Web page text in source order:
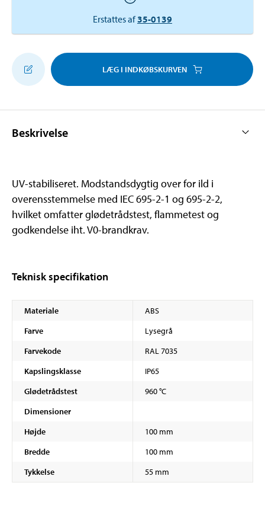
Erstattes af35-0139
LÆG I INDKØBSKURVEN
Beskrivelse
UV-stabiliseret. Modstandsdygtig over for ild i
overensstemmelse med IEC 695-2-1 og 695-2-2,
hvilket omfatter glødetrådstest, flammetest og
godkendelse iht. V0-brandkrav.
Teknisk specifikation
Materiale
ABS
Farve
Lysegrå
Farvekode
RAL 7035
Kapslingsklasse
IP65
Glødetrådstest
960 °C
Dimensioner
Højde
100 mm
Bredde
100 mm
Tykkelse
55 mm